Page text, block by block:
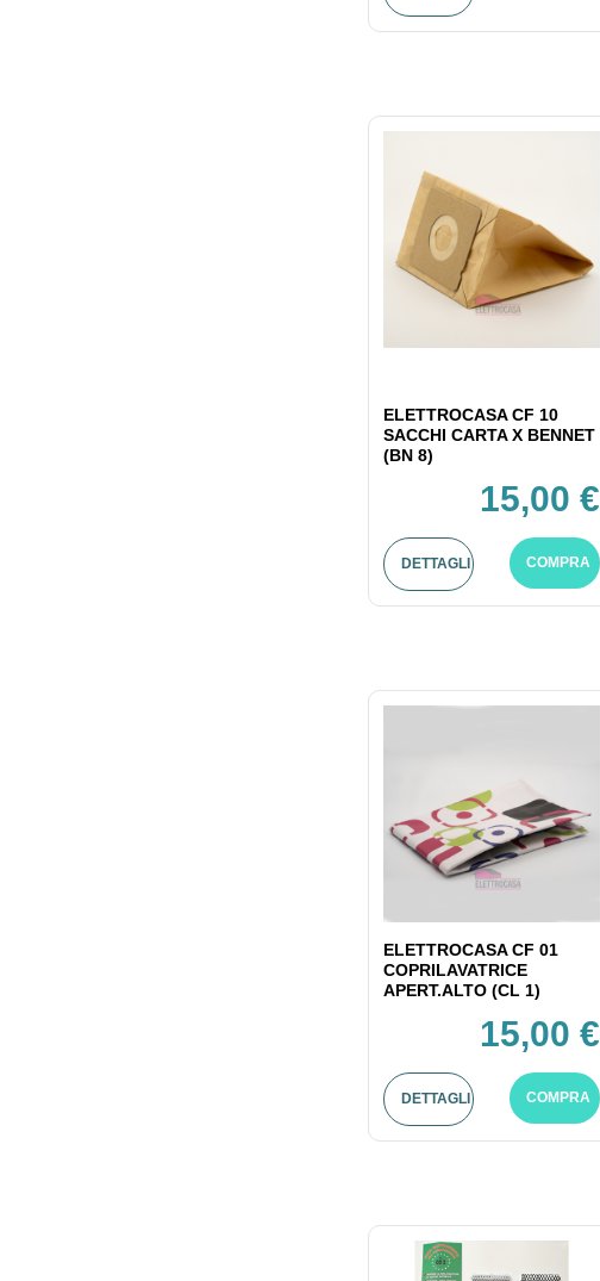
ELETTROCASA CF 10
SACCHI CARTA X BENNET
(BN 8)
15,00 €
DETTAGLI COMPRA
ELETTROCASA CF 01
COPRILAVATRICE
APERT.ALTO (CL 1)
15,00 €
DETTAGLI COMPRA